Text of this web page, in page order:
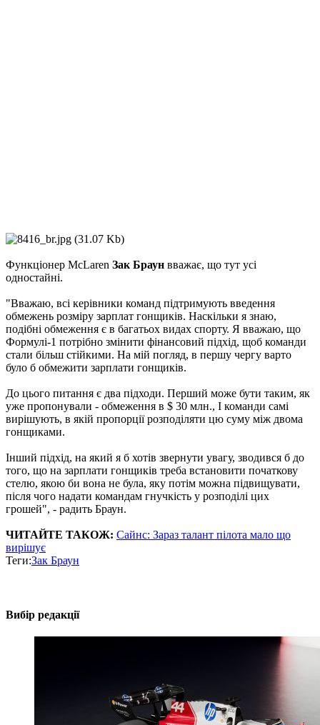
Функціонер McLaren Зак Браун вважає, що тут усі
одностайні.
"Вважаю, всі керівники команд підтримують введення
обмежень розміру зарплат гонщиків. Наскільки я знаю,
подібні обмеження є в багатьох видах спорту. Я вважаю, що
Формулі-1 потрібно змінити фінансовий підхід, щоб команди
стали більш стійкими. На мій погляд, в першу чергу варто
було б обмежити зарплати гонщиків.
До цього питання є два підходи. Перший може бути таким, як
уже пропонували - обмеження в $ 30 млн., І команди самі
вирішують, в якій пропорції розподіляти цю суму між двома
гонщиками.
Інший підхід, на який я б хотів звернути увагу, зводився б до
того, що на зарплати гонщиків треба встановити початкову
стелю, якою би вона не була, яку потім можна підвищувати,
після чого надати командам гнучкість у розподілі цих
грошей", - радить Браун.
ЧИТАЙТЕ ТАКОЖ: Сайнс: Зараз талант пілота мало що
вирішує
Теги:Зак Браун
Вибір редакції